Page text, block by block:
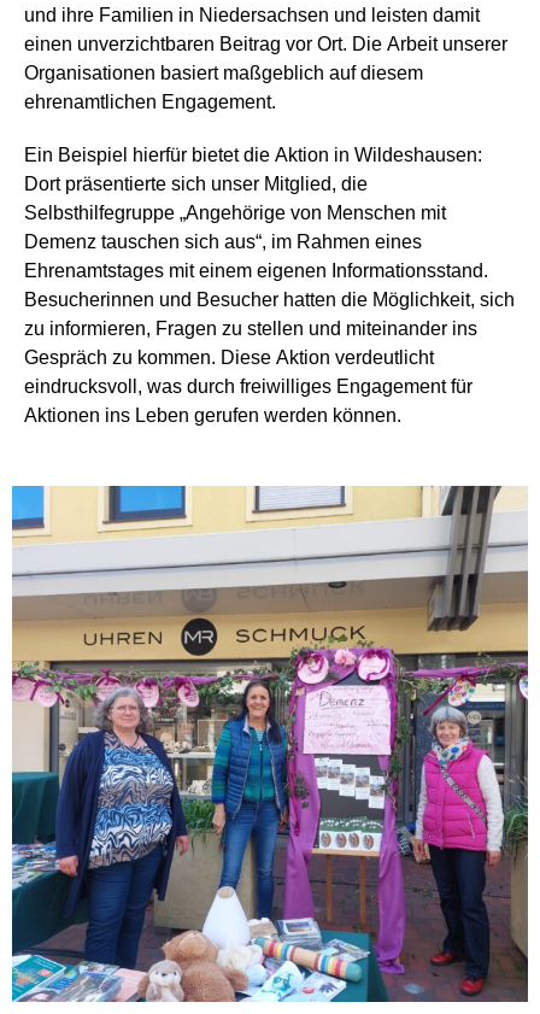
und ihre Familien in Niedersachsen und leisten damit
einen unverzichtbaren Beitrag vor Ort. Die Arbeit unserer
Organisationen basiert maßgeblich auf diesem
ehrenamtlichen Engagement.
Ein Beispiel hierfür bietet die Aktion in Wildeshausen:
Dort präsentierte sich unser Mitglied, die
Selbsthilfegruppe „Angehörige von Menschen mit
Demenz tauschen sich aus“, im Rahmen eines
Ehrenamtstages mit einem eigenen Informationsstand.
Besucherinnen und Besucher hatten die Möglichkeit, sich
zu informieren, Fragen zu stellen und miteinander ins
Gespräch zu kommen. Diese Aktion verdeutlicht
eindrucksvoll, was durch freiwilliges Engagement für
Aktionen ins Leben gerufen werden können.